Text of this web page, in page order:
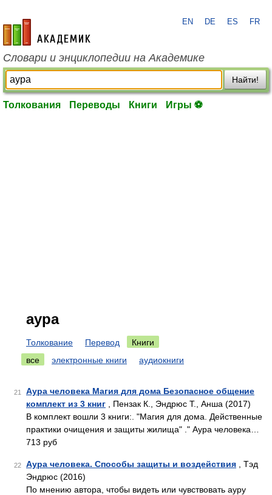
academic.ru
EN DE ES FR
Словари и энциклопедии на Академике
Найти!
Толкования Переводы Книги Игры ⚽
аура
Толкование Перевод
Книги
все
электронные книги аудиокниги
21
Аура человека Магия для дома Безопасное общение
комплект из 3 книг , Пензак К., Эндрюс Т., Анша (2017)
В комплект вошли 3 книги:. "Магия для дома. Действенные
практики очищения и защиты жилища" ." Аура человека…
713 руб
22 Аура человека. Способы защиты и воздействия , Тэд
Эндрюс (2016)
По мнению автора, чтобы видеть или чувствовать ауру